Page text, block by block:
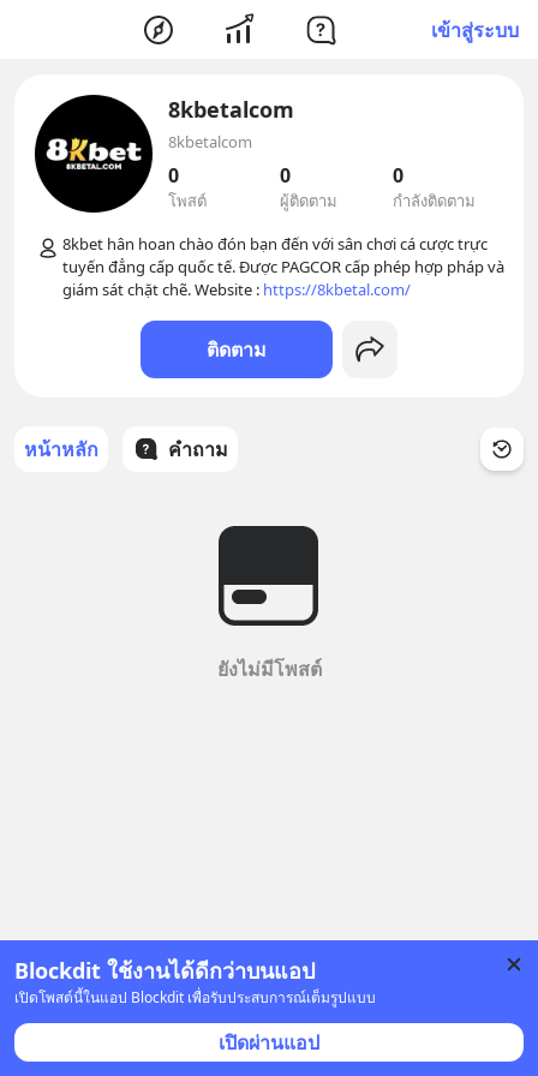
เข้าสู่ระบบ
Blockdit ใช้งานได้ดีกว่าบนแอป
เปิดโพสต์นี้ในแอป Blockdit เพื่อรับประสบการณ์เต็มรูปแบบ
เปิดผ่านแอป
8kbetalcom
8kbetalcom
0
โพสต์
0
ผู้ติดตาม
0
กำลังติดตาม
8kbet hân hoan chào đón bạn đến với sân chơi cá cược trực
tuyến đẳng cấp quốc tế. Được PAGCOR cấp phép hợp pháp và
giám sát chặt chẽ. Website : https://8kbetal.com/
ติดตาม
หน้าหลัก คำถาม
ยังไม่มีโพสต์